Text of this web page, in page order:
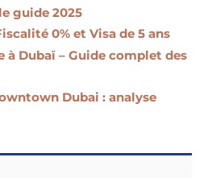
guide 2025
0% et Visa de 5 ans
à Dubaï – Guide complet des
Dubai : analyse